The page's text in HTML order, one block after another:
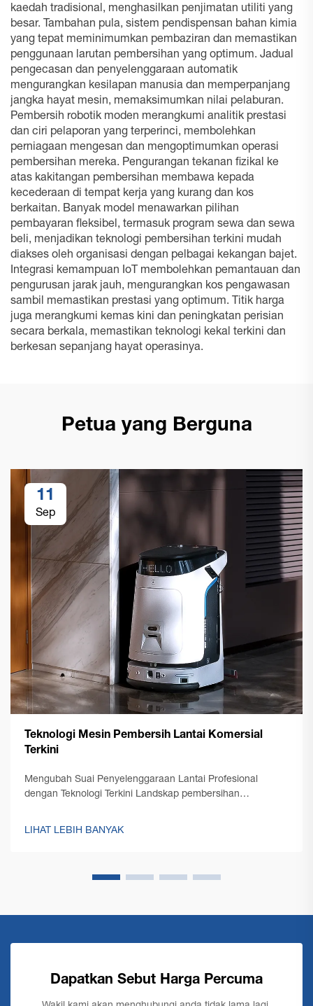
kaedah tradisional, menghasilkan penjimatan utiliti yang
besar. Tambahan pula, sistem pendispensan bahan kimia
yang tepat meminimumkan pembaziran dan memastikan
penggunaan larutan pembersihan yang optimum. Jadual
pengecasan dan penyelenggaraan automatik
mengurangkan kesilapan manusia dan memperpanjang
jangka hayat mesin, memaksimumkan nilai pelaburan.
Pembersih robotik moden merangkumi analitik prestasi
dan ciri pelaporan yang terperinci, membolehkan
perniagaan mengesan dan mengoptimumkan operasi
pembersihan mereka. Pengurangan tekanan fizikal ke
atas kakitangan pembersihan membawa kepada
kecederaan di tempat kerja yang kurang dan kos
berkaitan. Banyak model menawarkan pilihan
pembayaran fleksibel, termasuk program sewa dan sewa
beli, menjadikan teknologi pembersihan terkini mudah
diakses oleh organisasi dengan pelbagai kekangan bajet.
Integrasi kemampuan IoT membolehkan pemantauan dan
pengurusan jarak jauh, mengurangkan kos pengawasan
sambil memastikan prestasi yang optimum. Titik harga
juga merangkumi kemas kini dan peningkatan perisian
secara berkala, memastikan teknologi kekal terkini dan
berkesan sepanjang hayat operasinya.
Petua yang Berguna
11
Sep
Teknologi Mesin Pembersih Lantai Komersial
Terkini
Mengubah Suai Penyelenggaraan Lantai Profesional
dengan Teknologi Terkini Landskap pembersihan
dengan kemunculan teknologi mesin pembersih lantai
LIHAT LEBIH BANYAK
Dapatkan Sebut Harga Percuma